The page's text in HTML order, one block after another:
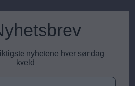
nyhetene hver søndag
kveld